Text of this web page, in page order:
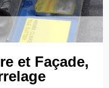
et Façade,